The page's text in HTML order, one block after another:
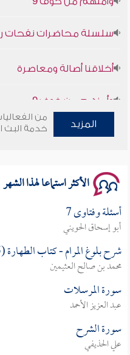
سلسلة محاضرات نفحات
المزيد
من
خدمة البث
الأكثر استماعا لهذا الشهر
أسئلة وفتاوى 7
أبو إسحاق الحويني
شرح بلوغ المرام - كتاب الطهارة (25)
محمد بن صالح العثيمين
سورة المرسلات
عبد العزيز الأحمد
سورة الشرح
علي الحذيفي